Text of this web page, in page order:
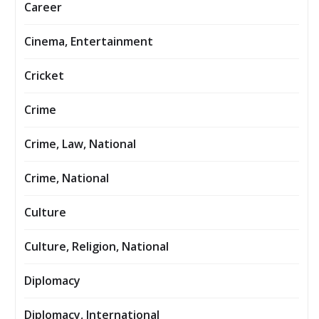
Career
Cinema, Entertainment
Cricket
Crime
Crime, Law, National
Crime, National
Culture
Culture, Religion, National
Diplomacy
Diplomacy, International